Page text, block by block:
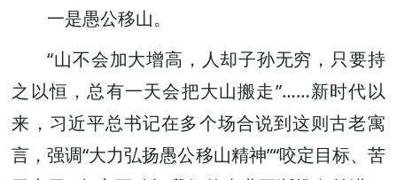
一是愚公移山。
“山不会加大增高，人却子孙无穷，只要持
之以恒，总有一天会把大山搬走”……新时代以
来，习近平总书记在多个场合说到这则古老寓
言，强调“大力弘扬愚公移山精神”“咬定目标、苦